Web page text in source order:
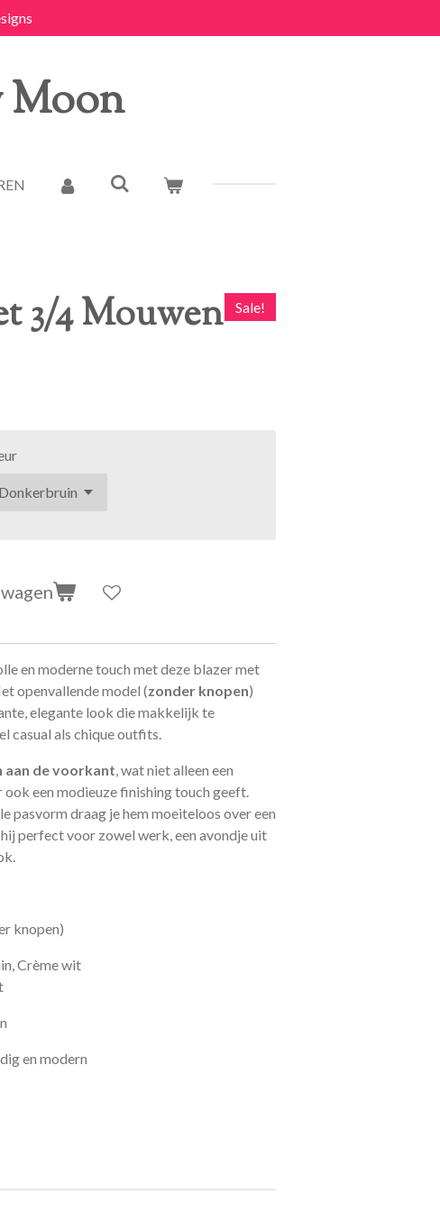
Moon
3/4 Mouwen Sale!
en moderne touch met deze blazer met
openvallende model (zonder knopen)
elegante look die makkelijk te
casual als chique outfits.
aan de voorkant , wat niet alleen een
een modieuze finishing touch geeft.
pasvorm draag je hem moeiteloos over een
perfect voor zowel werk, een avondje uit
knopen)
Crème wit
en modern